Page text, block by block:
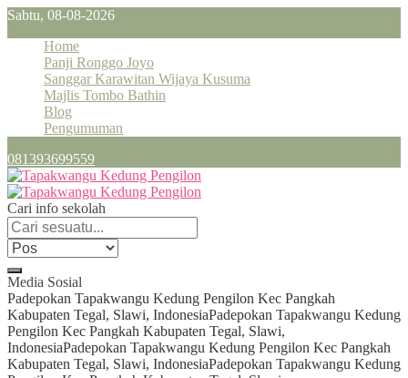
Sabtu, 08-08-2026
Home
Panji Ronggo Joyo
Sanggar Karawitan Wijaya Kusuma
Majlis Tombo Bathin
Blog
Pengumuman
081393699559
Cari info sekolah
Media Sosial
Padepokan Tapakwangu Kedung Pengilon Kec Pangkah
Kabupaten Tegal, Slawi, IndonesiaPadepokan Tapakwangu Kedung
Pengilon Kec Pangkah Kabupaten Tegal, Slawi,
IndonesiaPadepokan Tapakwangu Kedung Pengilon Kec Pangkah
Kabupaten Tegal, Slawi, IndonesiaPadepokan Tapakwangu Kedung